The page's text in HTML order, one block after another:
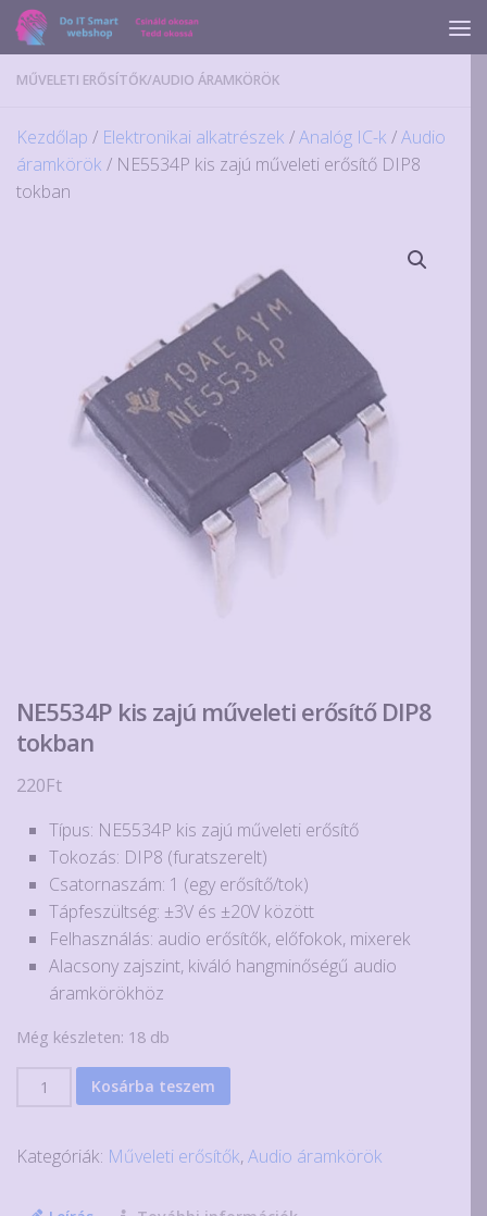
Skip to content
MŰVELETI ERŐSÍTŐK/AUDIO ÁRAMKÖRÖK
Kezdőlap / Elektronikai alkatrészek /Analóg IC-k /Audio
áramkörök / NE5534P kis zajú műveleti erősítő DIP8
tokban
NE5534P kis zajú műveleti erősítő DIP8
tokban
220Ft
Típus: NE5534P kis zajú műveleti erősítő
Tokozás: DIP8 (furatszerelt)
Csatornaszám: 1 (egy erősítő/tok)
Tápfeszültség: ±3V és ±20V között
Felhasználás: audio erősítők, előfokok, mixerek
Alacsony zajszint, kiváló hangminőségű audio
áramkörökhöz
Még készleten: 18 db
NE5534P
műveleti
Kosárba teszem
Kategóriák: Műveleti erősítők,Audio áramkörök